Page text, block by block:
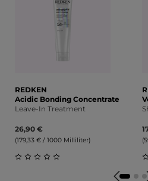
REDKEN
Acidic Bonding Concentrate
Leave-In Treatment
26,90 €
(179,33 € / 1000 Milliliter)
Durchschnittliche